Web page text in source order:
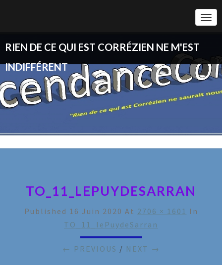
RIEN DE CE QUI EST CORRÉZIEN NE M'EST
INDIFFÉRENT
TO_11_LEPUYDESARRAN
Published 16 Juin 2020 At 2706 × 1601 In
TO_11_lePuydeSarran
← PREVIOUS / NEXT →